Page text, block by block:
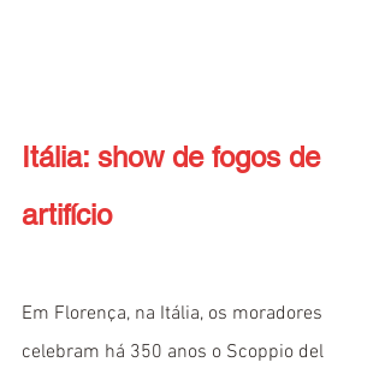
Itália: show de fogos de
artifício
Em Florença, na Itália, os moradores
celebram há 350 anos o Scoppio del